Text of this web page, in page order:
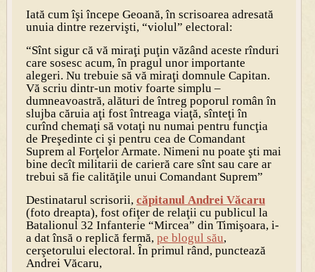
Iată cum îşi începe Geoană, în scrisoarea adresată
unuia dintre rezervişti, “violul” electoral:
“Sînt sigur că vă miraţi puţin văzând aceste rînduri
care sosesc acum, în pragul unor importante
alegeri. Nu trebuie să vă miraţi domnule Capitan.
Vă scriu dintr-un motiv foarte simplu –
dumneavoastră, alături de întreg poporul român în
slujba căruia aţi fost întreaga viaţă, sînteţi în
curînd chemaţi să votaţi nu numai pentru funcţia
de Preşedinte ci şi pentru cea de Comandant
Suprem al Forţelor Armate. Nimeni nu poate şti mai
bine decît militarii de carieră care sînt sau care ar
trebui să fie calităţile unui Comandant Suprem”
Destinatarul scrisorii, căpitanul Andrei Văcaru
(foto dreapta), fost ofiţer de relaţii cu publicul la
Batalionul 32 Infanterie “Mircea” din Timişoara, i-
a dat însă o replică fermă, pe blogul său,
cerşetorului electoral. În primul rând, punctează
Andrei Văcaru,